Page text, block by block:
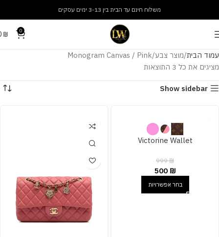
משלוח חינם עד הבית בין 3-13 ימים עסקים
0
₪
עמוד הבית מוצר צבע Monogram Canvas / Pink
מציגים את כל ⁦3⁩ התוצאות
Show sidebar
Victorine Wallet
999₪
500 ₪
בחר אפשרויות